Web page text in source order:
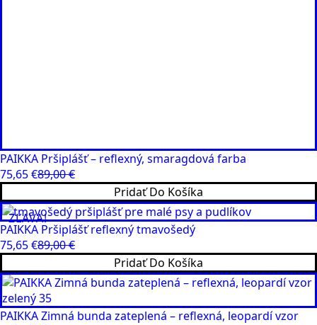
PAIKKA Pršiplášť – reflexný, smaragdová farba
89,00€
Pôvodná
cena
bola:
89,00 €.
75,65€
Aktuálna
cena
je:
75,65 €.
Pridať Do Košíka
ZĽAVA!
PAIKKA Pršiplášť reflexný tmavošedý
89,00€
Pôvodná
cena
bola:
89,00 €.
75,65€
Aktuálna
cena
je:
75,65 €.
Pridať Do Košíka
PAIKKA Zimná bunda zateplená – reflexná, leopardí vzor